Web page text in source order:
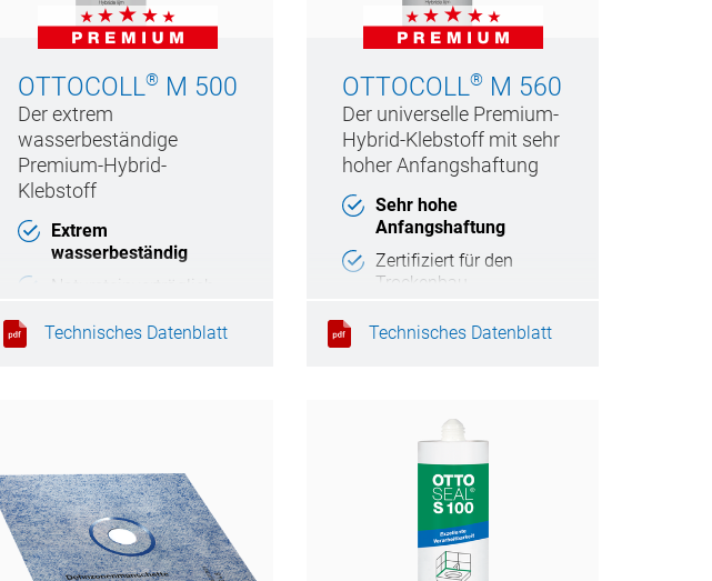
OTTOCOLL®M 500
Der extrem
wasserbeständige
Premium-Hybrid-
Klebstoff
Extrem
wasserbeständig
Natursteinverträglich
Technisches Datenblatt
OTTOCOLL® M 560
Der universelle Premium-
Hybrid-Klebstoff mit sehr
hoher Anfangshaftung
Sehr hohe
Anfangshaftung
Zertifiziert für den
Trockenbau
Technisches Datenblatt